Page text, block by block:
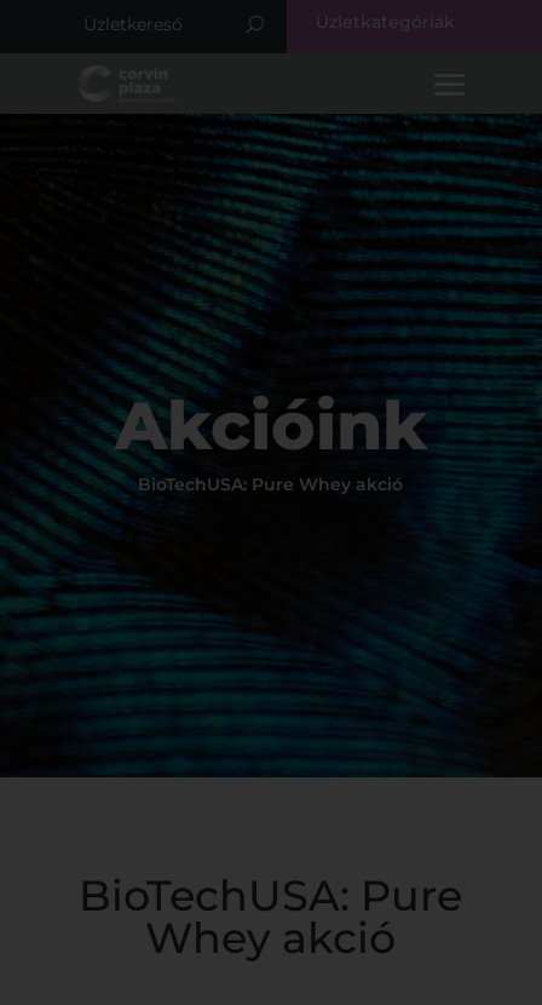
Üzletkategóriák
Akcióink
BioTechUSA: Pure Whey akció
BioTechUSA: Pure
Whey akció